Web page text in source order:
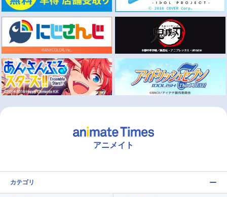
アニメイト
カテゴリ